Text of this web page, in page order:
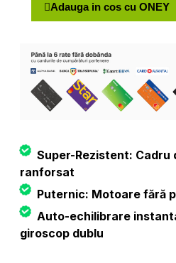
Adauga in cos cu ONEY
Super-Rezistent: Cadru
ranforsat
Puternic: Motoare fără
Auto-echilibrare
giroscop dublu